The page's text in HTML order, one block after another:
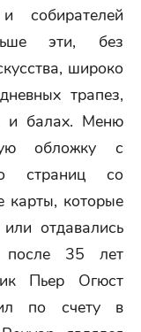
собирателей
эти, без
широко
трапез,
и балах. Меню
обложку с
страниц со
карты, которые
отдавались
после 35 лет
Пьер Огюст
по счету в